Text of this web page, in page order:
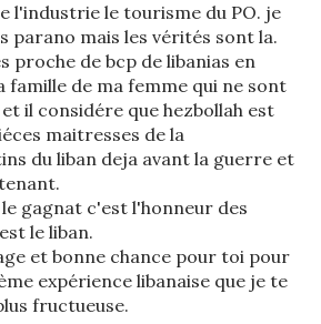
l'industrie le tourisme du PO. je
parano mais les vérités sont la.
proche de bcp de libanias en
famille de ma femme qui ne sont
il considére que hezbollah est
maitresses de la
du liban deja avant la guerre et
gagnat c'est l'honneur des
le liban.
et bonne chance pour toi pour
expérience libanaise que je te
fructueuse.